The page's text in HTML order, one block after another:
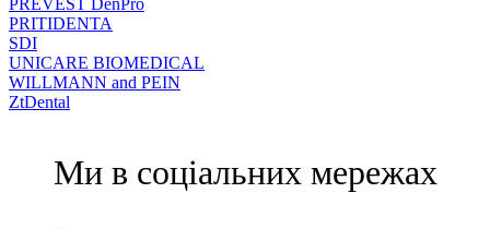
PREVEST DenPro
PRITIDENTA
SDI
UNICARE BIOMEDICAL
WILLMANN and PEIN
ZtDental
Ми в соціальних мережах